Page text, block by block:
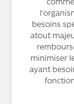
besoins
atout
minimiser
ayant